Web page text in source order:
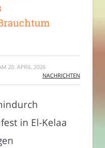
20. APRIL 2026
NACHRICHTEN
in El-Kelaa